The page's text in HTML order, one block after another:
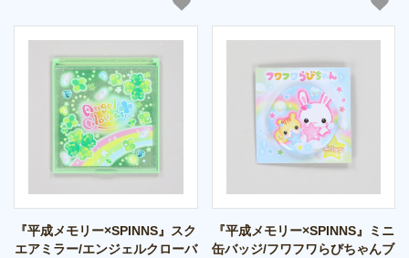
『平成メモリー×SPINNS』スク
エアミラー/エンジェルクローバ
『平成メモリー×SPINNS』ミニ
缶バッジ/フワフワらびちゃんブ